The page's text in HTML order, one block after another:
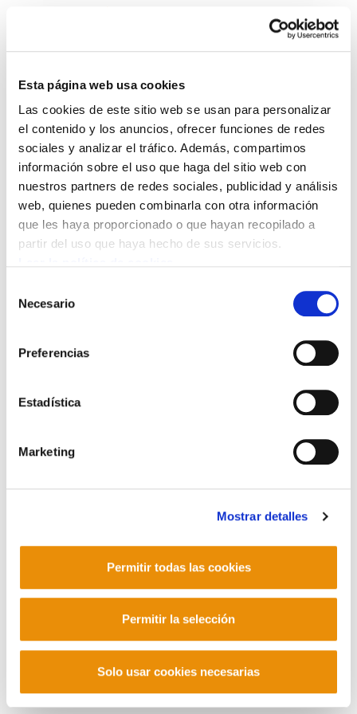
Esta página web usa cookies
Las cookies de este sitio web se usan para personalizar
el contenido y los anuncios, ofrecer funciones de redes
sociales y analizar el tráfico. Además, compartimos
información sobre el uso que haga del sitio web con
nuestros partners de redes sociales, publicidad y análisis
web, quienes pueden combinarla con otra información
que les haya proporcionado o que hayan recopilado a
partir del uso que haya hecho de sus servicios.
Necesario
Preferencias
Estadística
Marketing
Mostrar detalles
Permitir todas las cookies
Permitir la selección
Solo usar cookies necesarias
Astekaria 14
014.pdf256.5 KB
POLÍTICA DE COOKIES
CANAL DE INFORMACIÓN
POLÍTICA DE PRIVACIDAD
MAPA DEL SITIO
ACCESIBILIDAD
Barrainkua 13 - 48009 Bilbo -
Telf. +33 (0) 559 25 65 52
Mastodon